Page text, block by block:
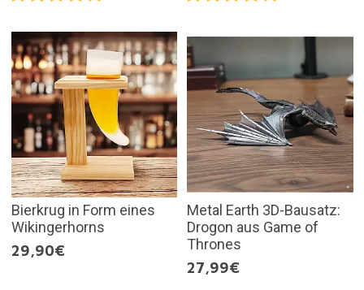
Bierkrug in Form eines
Wikingerhorns
29,90€
Metal Earth 3D-Bausatz:
Drogon aus Game of
Thrones
27,99€